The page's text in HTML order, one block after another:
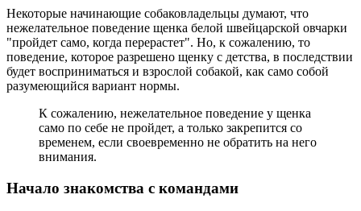
Некоторые начинающие собаковладельцы думают, что
нежелательное поведение щенка белой швейцарской овчарки
"пройдет само, когда перерастет". Но, к сожалению, то
поведение, которое разрешено щенку с детства, в последствии
будет восприниматься и взрослой собакой, как само собой
разумеющийся вариант нормы.
К сожалению, нежелательное поведение у щенка
само по себе не пройдет, а только закрепится со
временем, если своевременно не обратить на него
внимания.
Начало знакомства с командами